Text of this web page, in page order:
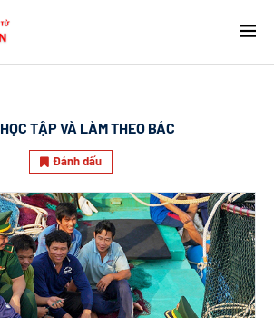
HỌC TẬP VÀ LÀM THEO BÁC
Đánh dấu